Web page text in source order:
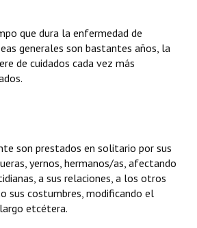
que dura la enfermedad de
generales son bastantes años, la
de cuidados cada vez más
son prestados en solitario por sus
yernos, hermanos/as, afectando
a sus relaciones, a los otros
sus costumbres, modificando el
etcétera.